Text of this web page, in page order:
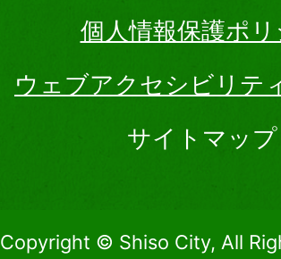
個人情報保護ポ
ウェブアクセシビリテ
サイトマップ
Copyright © Shiso City, All